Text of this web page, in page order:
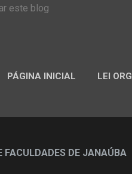
PÁGINA INICIAL LEI
FACULDADES DE JANAÚBA